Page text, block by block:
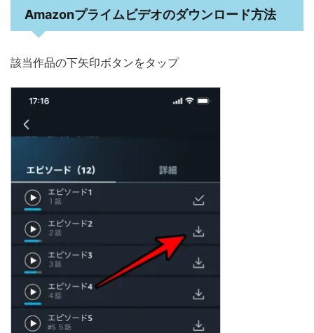
Amazonプライムビデオのダウンロード方法
該当作品の下矢印ボタンをタップ